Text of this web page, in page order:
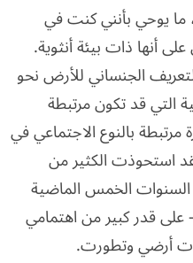
ما يوحي بأنني كنت في
أنها ذات بيئة أنثوية.
الجنساني للأرض نحو
التي قد تكون مرتبطة
مرتبطة بالنوع الاجتماعي في
لقد استحوذت الكثير من
الخمس الماضية
قدر كبير من اهتمامي
أرضي وتطورت.